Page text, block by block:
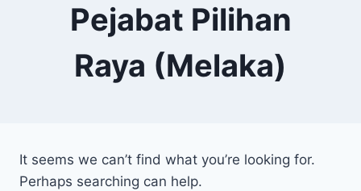
Pejabat Pilihan
Raya (Melaka)
It seems we can’t find what you’re looking for.
Perhaps searching can help.